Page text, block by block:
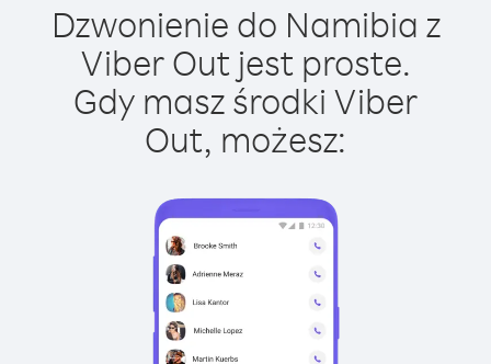
Dzwonienie do Namibia z
Viber Out jest proste.
Gdy masz środki Viber
Out, możesz: